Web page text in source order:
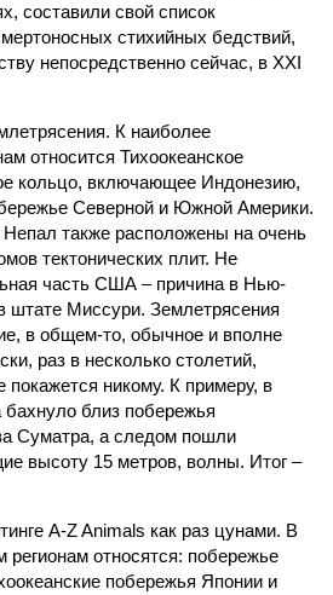
составили свой список
стихийных бедствий,
непосредственно сейчас, в XXI
К наиболее
относится Тихоокеанское
кольцо, включающее Индонезию,
Северной и Южной Америки.
также расположены на очень
тектонических плит. Не
часть США – причина в Нью-
штате Миссури. Землетрясения
в общем-то, обычное и вполне
раз в несколько столетий,
покажется никому. К примеру, в
близ побережья
Суматра, а следом пошли
высоту 15 метров, волны. Итог –
A-Z Animals как раз цунами. В
относятся: побережье
побережья Японии и